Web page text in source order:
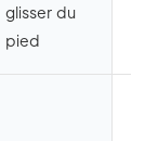
glisser du
pied